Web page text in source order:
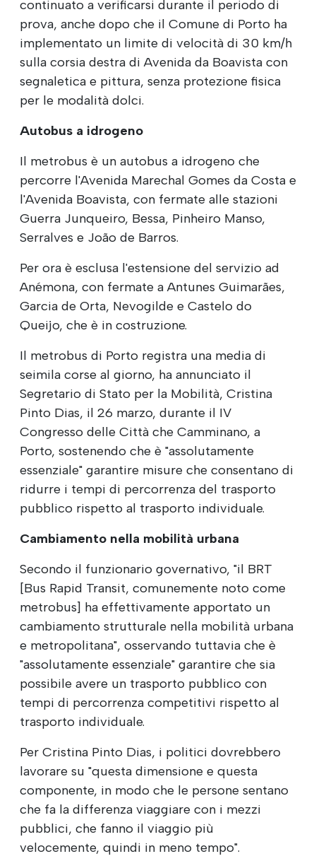
continuato a verificarsi durante il periodo di
prova, anche dopo che il Comune di Porto ha
implementato un limite di velocità di 30 km/h
sulla corsia destra di Avenida da Boavista con
segnaletica e pittura, senza protezione fisica
per le modalità dolci.
Autobus a idrogeno
Il metrobus è un autobus a idrogeno che
percorre l'Avenida Marechal Gomes da Costa e
l'Avenida Boavista, con fermate alle stazioni
Guerra Junqueiro, Bessa, Pinheiro Manso,
Serralves e João de Barros.
Per ora è esclusa l'estensione del servizio ad
Anémona, con fermate a Antunes Guimarães,
Garcia de Orta, Nevogilde e Castelo do
Queijo, che è in costruzione.
Il metrobus di Porto registra una media di
seimila corse al giorno, ha annunciato il
Segretario di Stato per la Mobilità, Cristina
Pinto Dias, il 26 marzo, durante il IV
Congresso delle Città che Camminano, a
Porto, sostenendo che è "assolutamente
essenziale" garantire misure che consentano di
ridurre i tempi di percorrenza del trasporto
pubblico rispetto al trasporto individuale.
Cambiamento nella mobilità urbana
Secondo il funzionario governativo, "il BRT
[Bus Rapid Transit, comunemente noto come
metrobus] ha effettivamente apportato un
cambiamento strutturale nella mobilità urbana
e metropolitana", osservando tuttavia che è
"assolutamente essenziale" garantire che sia
possibile avere un trasporto pubblico con
tempi di percorrenza competitivi rispetto al
trasporto individuale.
Per Cristina Pinto Dias, i politici dovrebbero
lavorare su "questa dimensione e questa
componente, in modo che le persone sentano
che fa la differenza viaggiare con i mezzi
pubblici, che fanno il viaggio più
velocemente, quindi in meno tempo".